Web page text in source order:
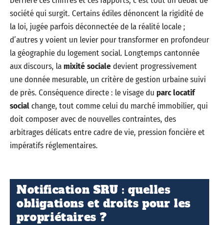
société qui surgit. Certains édiles dénoncent la rigidité de
la loi, jugée parfois déconnectée de la réalité locale ;
d’autres y voient un levier pour transformer en profondeur
la géographie du logement social. Longtemps cantonnée
aux discours, lamixité socialedevient progressivement
une donnée mesurable, un critère de gestion urbaine suivi
de près. Conséquence directe : le visage du parc locatif
socialchange, tout comme celui du marché immobilier, qui
doit composer avec de nouvelles contraintes, des
arbitrages délicats entre cadre de vie, pression foncière et
impératifs réglementaires.
Notification SRU : quelles
obligations et droits pour les
propriétaires ?